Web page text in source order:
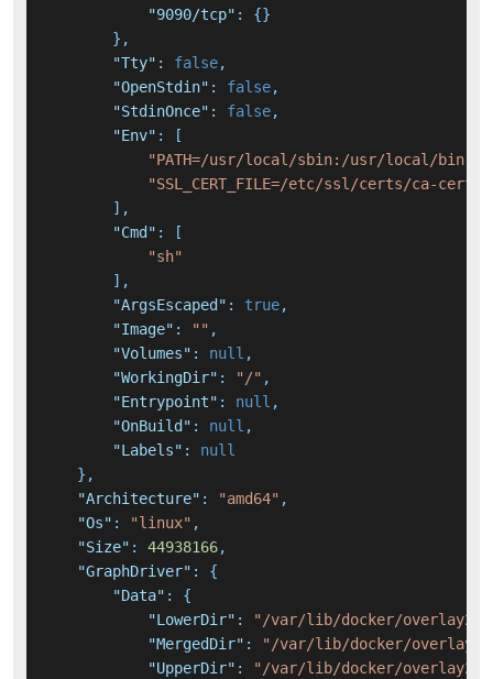
"9090/tcp" : {}
} ,
"Tty" : false,
"OpenStdin" : false,
"StdinOnce" : false,
"Env" :
[
"PATH=/usr/local/sbin:/usr/local/
"SSL_CERT_FILE=/etc/ssl/certs/ca-
] ,
"Cmd" :
[
"sh"
] ,
"ArgsEscaped" : true,
"Image" : "" ,
"Volumes" : null ,
"WorkingDir" : "/" ,
"Entrypoint" : null ,
"OnBuild" : null ,
"Labels" :
null
} ,
"Architecture" : "amd64" ,
"Os" : "linux" ,
"Size" : 44938166,
"GraphDriver" :
{
"Data" :
{
"LowerDir" :
"/var/lib/docker/overlay2/
"MergedDir" :
"/var/lib/docker/overlay2/
"UpperDir" :
"/var/lib/docker/overlay2/